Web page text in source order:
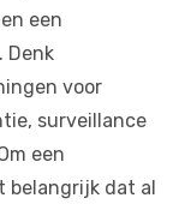
een
Denk
voor
surveillance
een
belangrijk dat al